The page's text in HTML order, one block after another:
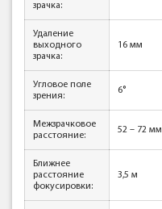
зрачка:
Удаление
выходного
зрачка:
16 мм
Угловое поле
зрения:
6°
Межзрачковое
расстояние:
52 – 72 мм
Ближнее
расстояние
фокусировки:
3,5 м